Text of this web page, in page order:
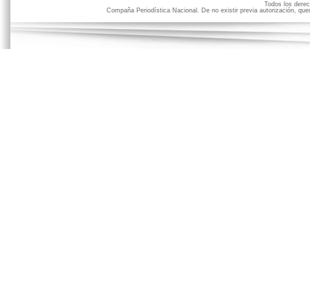
Todos los
Compaña Periodística Nacional. De no existir previa autorización,